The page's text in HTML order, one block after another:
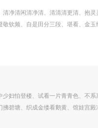
清净清闲清净清、清清清更清、抱
敬钦频、自是田分三段、堪看、金
少妇怕登楼、试看一片青青色、不
拂碧塘、织成金缕看鹅黄、馆娃宫